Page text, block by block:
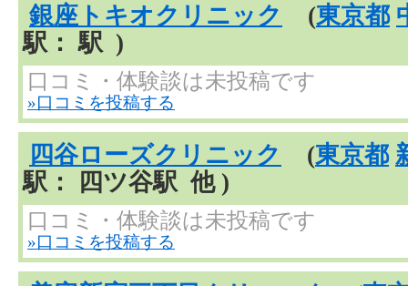
銀座トキオクリニック (東京都
駅： 駅 )
口コミ・体験談は未投稿です
»口コミを投稿する
四谷ローズクリニック (東京都
駅： 四ツ谷駅 他 )
口コミ・体験談は未投稿です
»口コミを投稿する